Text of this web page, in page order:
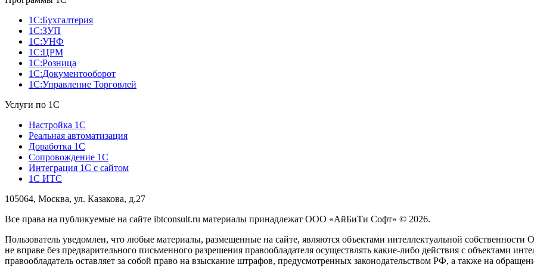
1С:Бухгалтерия
1С:ЗУП
1С:УНФ
1С:ЦРМ
1С:Розница
1С:Документооборот
1С:Управление Торговлей
Услуги по 1С
Настройка 1С
Реальная автоматизация
Доработка 1С
Сопровождение 1С
Интеграция 1С с сайтом
1С ИТС
105064, Москва, ул. Казакова, д.27
Все права на публикуемые на сайте ibtconsult.ru материалы принадлежат ООО «АйБиТи Софт» © 2026.
Пользователь уведомлен, что любые материалы, размещенные на сайте, являются объектами интеллектуальной
не вправе без предварительного письменного разрешения правообладателя осуществлять какие-либо действия с объектами
правообладатель оставляет за собой право на взыскание штрафов, предусмотренных законодательством РФ, а также на